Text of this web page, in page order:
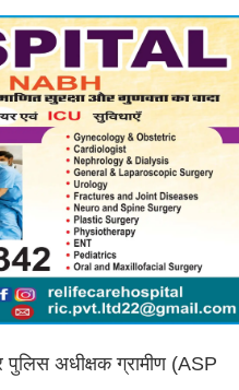
अधीक्षक ग्रामीण (ASP